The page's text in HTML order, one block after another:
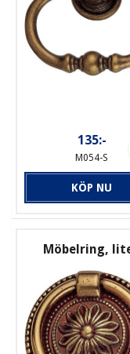
135:-
M054-S
KÖP NU
Möbelring,